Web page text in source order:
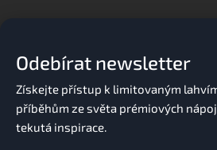
Odebírat newsletter